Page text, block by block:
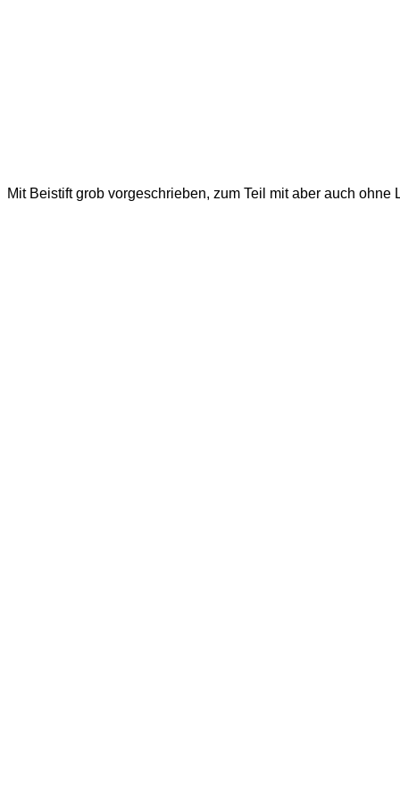
Mit Beistift grob vorgeschrieben, zum Teil mit aber auch